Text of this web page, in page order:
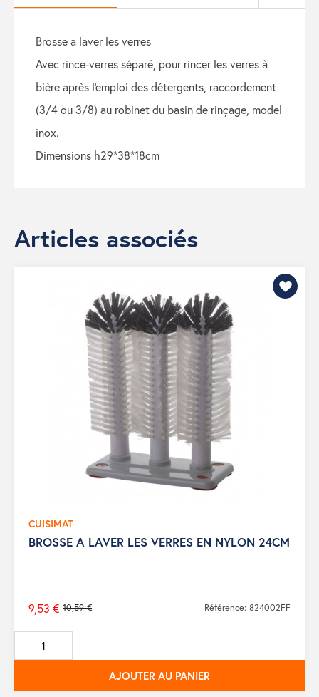
brosse a laver les verres
avec rince-verres séparé, pour rincer les verres à
bière après l'emploi des détergents, raccordement
(3/4 ou 3/8) au robinet du basin de rinçage, model
inox.
dimensions h29*38*18cm
Articles associés
CUISIMAT
BROSSE A LAVER LES VERRES EN NYLON 24CM
Prix
de
base
10,59 €
9,53 € Référence: 824002FF
AJOUTER AU PANIER